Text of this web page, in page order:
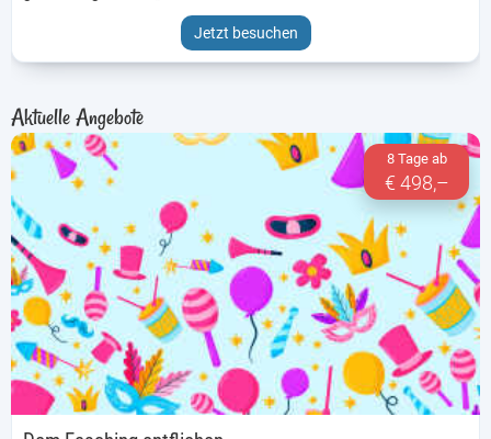
Jetzt besuchen
Aktuelle Angebote
8 Tage ab
€ 498,–